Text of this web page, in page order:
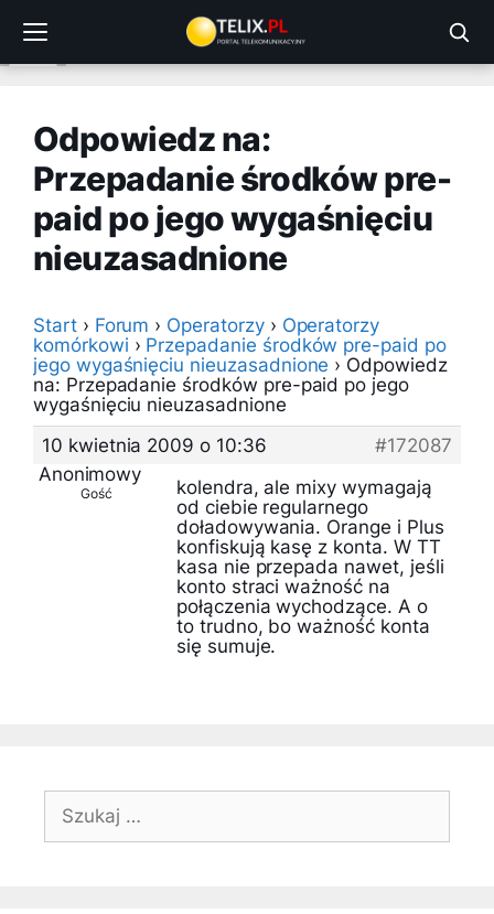
treści
Odpowiedz na:
Przepadanie środków pre-
paid po jego wygaśnięciu
nieuzasadnione
Start › Forum › Operatorzy › Operatorzy
komórkowi › Przepadanie środków pre-paid po
jego wygaśnięciu nieuzasadnione › Odpowiedz
na: Przepadanie środków pre-paid po jego
wygaśnięciu nieuzasadnione
10 kwietnia 2009 o 10:36
#172087
Anonimowy
Gość
kolendra, ale mixy wymagają
od ciebie regularnego
doładowywania. Orange i Plus
konfiskują kasę z konta. W TT
kasa nie przepada nawet, jeśli
konto straci ważność na
połączenia wychodzące. A o
to trudno, bo ważność konta
się sumuje.
Szukaj: